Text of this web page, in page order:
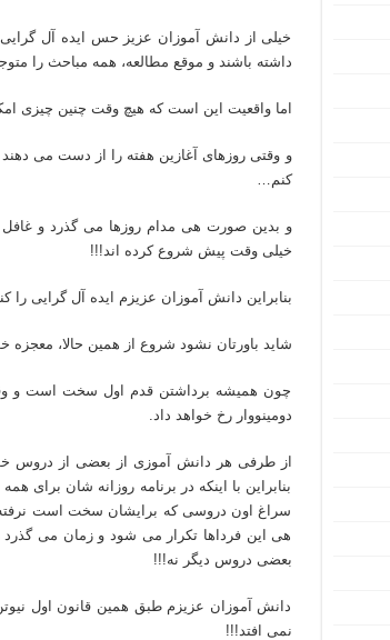
خیلی از دانش آموزان عزیز حس ایده آل گرایی
داشته باشند و موقع مطالعه، همه مباحث را
اما واقعیت این است که هیچ وقت چنین چیزی
و وقتی روزهای آغازین هفته را از دست می
کنم…
و بدین صورت هی مدام روزها می گذرد و غافل
خیلی وقت پیش شروع کرده اند!!!
بنابراین دانش آموزان عزیزم ایده آل گرایی را
شاید باورتان نشود شروع از همین حالا، معجزه
چون همیشه برداشتن قدم اول سخت است و
دومینووار رخ خواهد داد.
از طرفی هر دانش آموزی از بعضی از دروس
بنابراین با اینکه در برنامه روزانه شان
سراغ اون دروسی که برایشان سخت است نرفته
هی این فرداها تکرار می شود و زمان می
بعضی دروس دیگر نه!!!
دانش آموزان عزیزم طبق همین قانون اول
نمی افتد!!!